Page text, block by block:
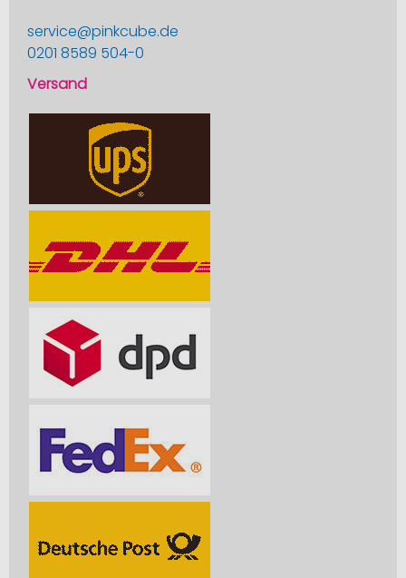
service@pinkcube.de
0201 8589 504-0
Versand